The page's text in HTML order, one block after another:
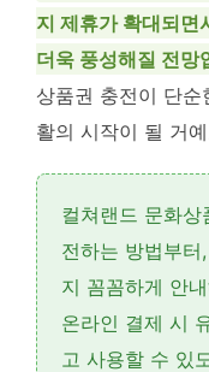
지 제휴가 확대되면
더욱 풍성해질 전망
상품권 충전이 단
활의 시작이 될 거
컬쳐랜드 문화
전하는 방법부
지 꼼꼼하게 안
온라인 결제 시
고 사용할 수 있